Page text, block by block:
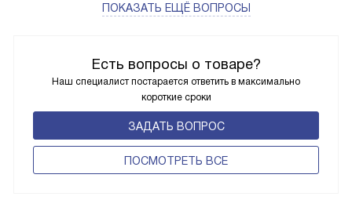
Есть вопросы о товаре?
Наш специалист постарается ответить в максимально
короткие сроки
ЗАДАТЬ ВОПРОС
ПОCМОТРЕТЬ ВСЕ
ПОКАЗАТЬ ЕЩЁ ВОПРОСЫ